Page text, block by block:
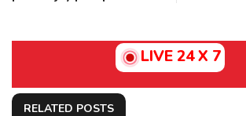
LIVE 24 X 7
RELATED POSTS